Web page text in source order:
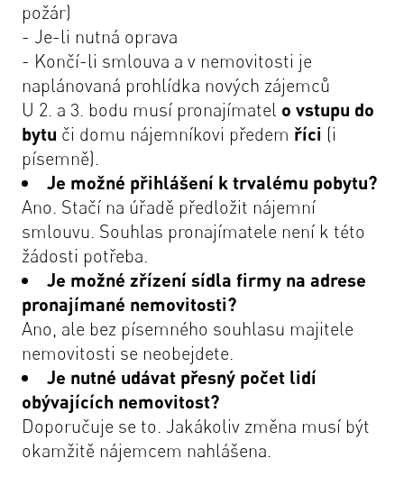
požár)
- Je-li nutná oprava
- Končí-li smlouva a v nemovitosti je
naplánovaná prohlídka nových zájemců
U 2. a 3. bodu musí pronajímatel o vstupu do
bytu či domu nájemníkovi předem říci (i
písemně).
Je možné přihlášení k trvalému pobytu?
Ano. Stačí na úřadě předložit nájemní
smlouvu. Souhlas pronajímatele není k této
žádosti potřeba.
Je možné zřízení sídla firmy na adrese
pronajímané nemovitosti?
Ano, ale bez písemného souhlasu majitele
nemovitosti se neobejdete.
Je nutné udávat přesný počet lidí
obývajících nemovitost?
Doporučuje se to. Jakákoliv změna musí být
okamžitě nájemcem nahlášena.